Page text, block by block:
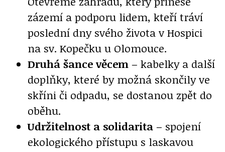
zázemí a podporu lidem, kteří tráví
poslední dny svého života v Hospici
na sv. Kopečku u Olomouce.
Druhá šance věcem – kabelky a další
doplňky, které by možná skončily ve
skříni či odpadu, se dostanou zpět do
oběhu.
Udržitelnost a solidarita – spojení
ekologického přístupu s laskavou